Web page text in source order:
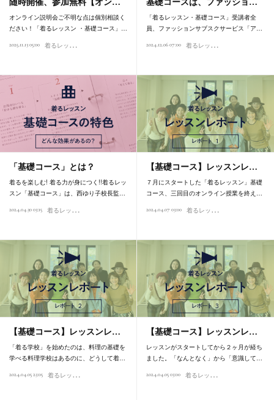
オンライン説明会ご不明な点は個別相談く
ださい！「着るレッスン ・基礎コース」…
2025.11.13 05:00 着
るレッスン 基礎コース
「着るレッスン・基礎コース」受講者全
員、ファッションサブスクサービス「ア…
2024.12.06 07:00 着
るレッスン 基礎コース
「基礎コース」とは？
着るを楽しむ! 着る力が身につく!!着るレッ
スン「基礎コース」は、西ゆり子校長監…
2024.04.30 03:15 着
るレッスン 基礎コース
【基礎コース】レッスンレ…
７月にスタートした「着るレッスン」基礎
コース、三回目のオンライン授業を終え…
2024.04.07 03:00 着
るレッスン 基礎コース
【基礎コース】レッスンレ…
「着る学校」を始めたのは、料理の基礎を
学べる料理学校はあるのに、どうして着…
2024.04.05 23:05 着
るレッスン 基礎コース
【基礎コース】レッスンレ…
レッスンがスタートしてから２ヶ月が経ち
ました。「なんとなく」から「意識して…
2024.04.05 03:00 着
るレッスン 基礎コース